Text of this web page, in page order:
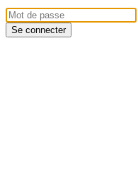
Se connecter